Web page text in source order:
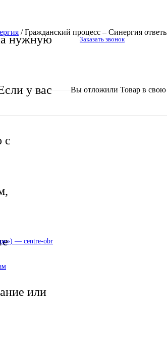
нужную
у вас
с
или
Заказать звонок
Вы отложили Товар в свою
— centre-obr
/Гражданский процесс – Синергия